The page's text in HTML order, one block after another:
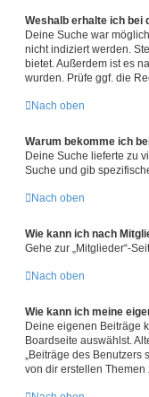
Weshalb erhalte ich bei
Deine Suche war
nicht indiziert werden.
bietet. Außerdem ist es
wurden. Prüfe ggf. die
Nach oben
Warum bekomme ich
Deine Suche lieferte zu
Suche und gib
Nach oben
Wie kann ich nach
Gehe zur „Mitglieder“-
Nach oben
Wie kann ich meine
Deine eigenen Beiträge
Boardseite auswählst.
„Beiträge des
von dir erstellen